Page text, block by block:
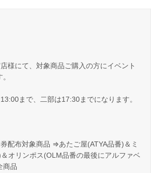
様にて、対象商品ご購入の方にイベント
まで、二部は17:30までになります。
配布対象商品 ⇒あたご屋(ATYA品番)＆ミ
オリンポス(OLM品番の最後にアルファベ
商品